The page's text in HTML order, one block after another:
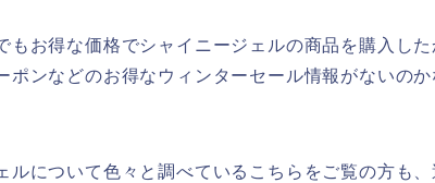
もお得な価格でシャイニージェルの商品を購入し
ポンなどのお得なウィンターセール情報がないの
ルについて色々と調べているこちらをご覧の方も